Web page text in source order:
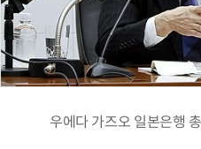
우에다 가즈오 일본은행